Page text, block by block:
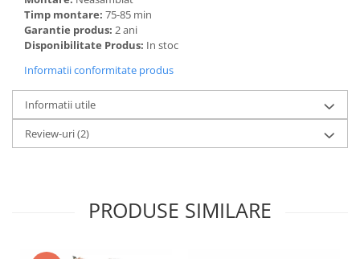
Timp montare: 75-85 min
Garantie produs: 2 ani
Disponibilitate Produs: In stoc
Informatii conformitate produs
Informatii utile
Review-uri(2)
PRODUSE SIMILARE